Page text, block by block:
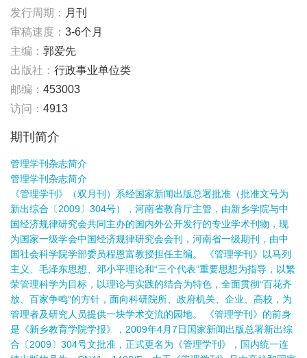
发行周期： 月刊
审稿速度： 3-6个月
主编： 郭爱先
出版社： 行政事业单位类
邮编： 453003
访问： 4913
期刊简介
管理学刊杂志简介
管理学刊杂志简介
《管理学刊》（双月刊）系经国家新闻出版总署批准（批准文号为
新出综合〔2009〕304号），河南省教育厅主管，由新乡学院与中
国经济规律研究会共同主办的国内外公开发行的专业学术刊物，现
为国家一级学会中国经济规律研究会会刊，河南省一级期刊，由中
国社会科学院学部委员程恩富教授担任主编。 《管理学刊》以马列
主义、毛泽东思想、邓小平理论和“三个代表”重要思想为指导，以繁
荣管理科学为目标，以理论与实践的结合为特色，全面贯彻“百花齐
放、百家争鸣”的方针，面向科研院所、政府机关、企业、高校，为
管理者及研究人员提供一块学术交流的园地。 《管理学刊》的前身
是《新乡教育学院学报》，2009年4月7日国家新闻出版总署新出综
合〔2009〕304号文批准，正式更名为《管理学刊》，国内统一连